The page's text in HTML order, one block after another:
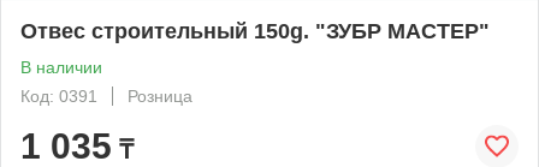
Отвес строительный 150g. "ЗУБР МАСТЕР"
В наличии
Код: 0391
Розница
1 035 ₸